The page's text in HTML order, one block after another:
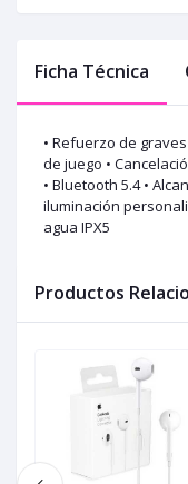
Ficha Técnica
• Refuerzo de
de juego •
• Bluetooth 5.4 •
iluminación
agua IPX5
Productos